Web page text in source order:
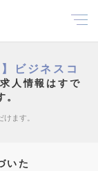
ビジネスコ
人情報はすで
。
ます。
いた